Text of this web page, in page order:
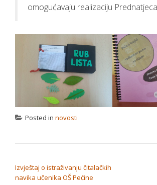
omogućavaju realizaciju
Posted in novosti
Izvještaj o istraživanju čitalačkih
navika učenika OŠ Pećine